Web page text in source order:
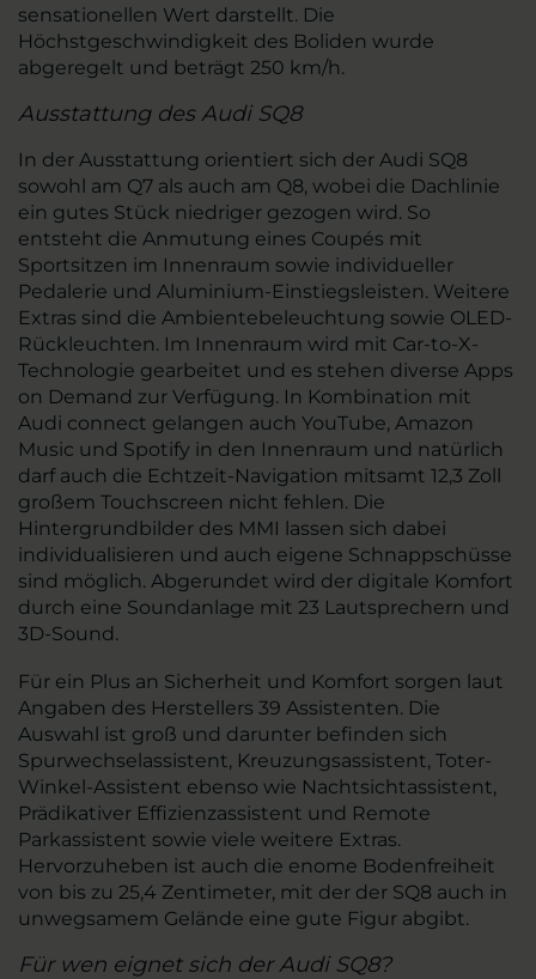
sensationellen Wert darstellt. Die
Höchstgeschwindigkeit des Boliden wurde
abgeregelt und beträgt 250 km/h.
Ausstattung des Audi SQ8
In der Ausstattung orientiert sich der Audi SQ8
sowohl am Q7 als auch am Q8, wobei die Dachlinie
ein gutes Stück niedriger gezogen wird. So
entsteht die Anmutung eines Coupés mit
Sportsitzen im Innenraum sowie individueller
Pedalerie und Aluminium-Einstiegsleisten. Weitere
Extras sind die Ambientebeleuchtung sowie OLED-
Rückleuchten. Im Innenraum wird mit Car-to-X-
Technologie gearbeitet und es stehen diverse Apps
on Demand zur Verfügung. In Kombination mit
Audi connect gelangen auch YouTube, Amazon
Music und Spotify in den Innenraum und natürlich
darf auch die Echtzeit-Navigation mitsamt 12,3 Zoll
großem Touchscreen nicht fehlen. Die
Hintergrundbilder des MMI lassen sich dabei
individualisieren und auch eigene Schnappschüsse
sind möglich. Abgerundet wird der digitale Komfort
durch eine Soundanlage mit 23 Lautsprechern und
3D-Sound.
Für ein Plus an Sicherheit und Komfort sorgen laut
Angaben des Herstellers 39 Assistenten. Die
Auswahl ist groß und darunter befinden sich
Spurwechselassistent, Kreuzungsassistent, Toter-
Winkel-Assistent ebenso wie Nachtsichtassistent,
Prädikativer Effizienzassistent und Remote
Parkassistent sowie viele weitere Extras.
Hervorzuheben ist auch die enome Bodenfreiheit
von bis zu 25,4 Zentimeter, mit der der SQ8 auch in
unwegsamem Gelände eine gute Figur abgibt.
Für wen eignet sich der Audi SQ8?